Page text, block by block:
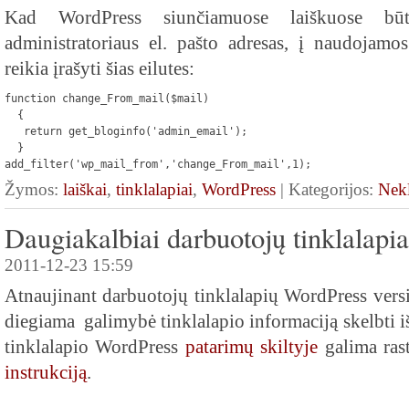
Kad WordPress siunčiamuose laiškuose
administratoriaus el. pašto adresas, į
reikia įrašyti šias eilutes:
function change_From_mail($mail)
{
return get_bloginfo('admin_email');
}
add_filter('wp_mail_from','change_From_mail',1);
Žymos: laiškai, tinklalapiai, WordPress | Kategorijos:
Daugiakalbiai darbuotojų
2011-12-23 15:59
Atnaujinant darbuotojų tinklalapių WordPress
diegiama galimybė tinklalapio informaciją skelbti
tinklalapio WordPress patarimų skiltyje galima
instrukciją.